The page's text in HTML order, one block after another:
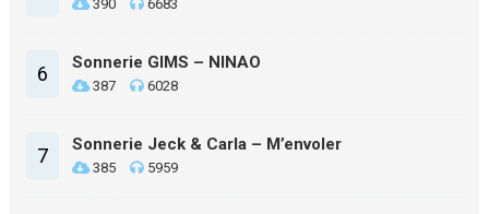
390 6683
6 Sonnerie GIMS – NINAO
387 6028
7 Sonnerie Jeck & Carla – M’envoler
385 5959